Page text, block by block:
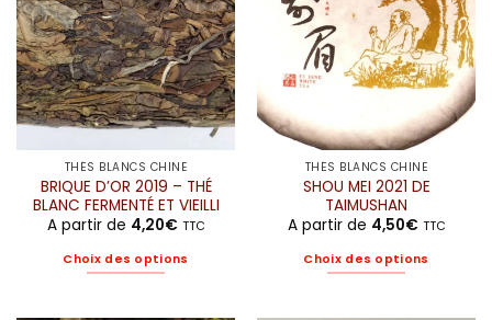
THÉS BLANCS CHINE
BRIQUE D’OR 2019 – THÉ
BLANC FERMENTÉ ET VIEILLI
A partir de 4,20€ TTC
Choix des options
THÉS BLANCS CHINE
SHOU MEI 2021 DE
TAIMUSHAN
A partir de 4,50€ TTC
Choix des options